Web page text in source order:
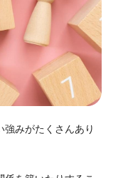
強みがたくさんあり